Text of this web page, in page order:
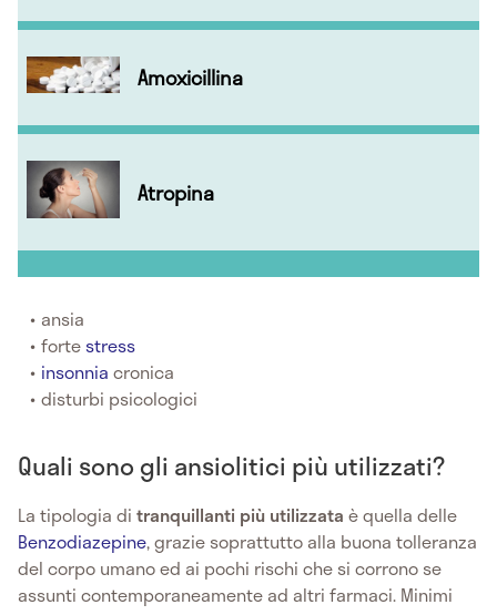
Amoxicillina
Atropina
ansia
fortestress
insonnia cronica
disturbi psicologici
Quali sono gli ansiolitici più utilizzati?
La tipologia di tranquillanti più utilizzata è quella delle
Benzodiazepine, grazie soprattutto alla buona tolleranza
del corpo umano ed ai pochi rischi che si corrono se
assunti contemporaneamente ad altri farmaci. Minimi